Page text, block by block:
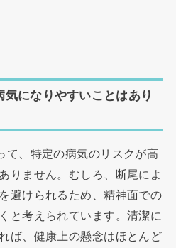
になりやすいことはあり
て、特定の病気のリスクが高
りません。むしろ、断尾によ
避けられるため、精神面での
と考えられています。清潔に
ば、健康上の懸念はほとんど